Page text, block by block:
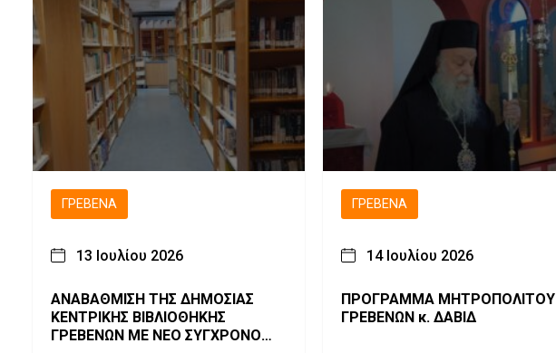
Αναπτυξιακού Νόμου 4887/2022
ΓΡΕΒΕΝΆ
13 Ιουλίου 2026
ΑΝΑΒΑΘΜΙΣΗ ΤΗΣ ΔΗΜΟΣΙΑΣ
ΚΕΝΤΡΙΚΗΣ ΒΙΒΛΙΟΘΗΚΗΣ
ΓΡΕΒΕΝΩΝ ΜΕ ΝΕΟ ΣΥΓΧΡΟΝΟ
ΓΡΕΒΕΝΆ
14 Ιουλίου 2026
ΠΡΟΓΡΑΜΜΑ ΜΗΤΡΟΠΟΛΙΤΟΥ
ΓΡΕΒΕΝΩΝ κ. ΔΑΒΙΔ